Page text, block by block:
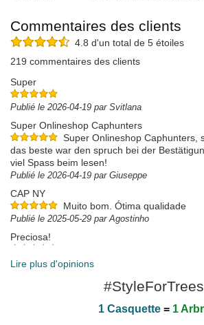
Commentaires des clients
4.8 d'un total de 5 étoiles
219 commentaires des clients
Super
Publié le 2026-04-19 par Svitlana
Super Onlineshop Caphunters
Super Onlineshop Caphunters,
das beste war den spruch bei der
viel Spass beim lesen!
Publié le 2026-04-19 par Giuseppe
CAP NY
Muito bom. Ótima qualidade
Publié le 2025-05-29 par Agostinho
Preciosa!
Publié le 2025-03-28 par Fernando
Lire plus d'opinions
#StyleForTrees
1 Casquette= 1